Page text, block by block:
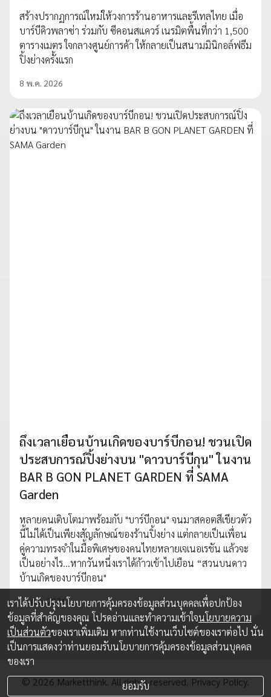
สร้างปรากฏการณ์ใหม่ให้วงการร้านอาหารและรีเทลไทย เมื่อ
บาร์บีคิวพลาซ่า ร่วมกับ ซีคอนสแควร์ เนรมิตพื้นที่กว่า 1,500
ตารางเมตร ใจกลางศูนย์การค้า ให้กลายเป็นสนามมินิกอล์ฟธีม
ปิ้งย่างครั้งแรก
8 พ.ค. 2026
ถึงเวลาเยือนบ้านเกิดของบาร์บีกอน! ชวนเปิด
ประสบการณ์ปิ้งย่างบน "ดาวบาร์บีกุน" ในงาน
BAR B GON PLANET GARDEN ที่ SAMA
Garden
หลายคนเติบโตมาพร้อมกับ "บาร์บีกอน" จนมาสคอตสีเขียวตัว
นี้ไม่ได้เป็นเพียงสัญลักษณ์ของร้านปิ้งย่าง แต่กลายเป็นเพื่อน
คู่ความทรงจำในมื้อพิเศษของคนไทยหลายเจเนอเรชัน แล้วจะ
เป็นอย่างไร...หากวันหนึ่งเราได้ก้าวเข้าไปเยือน “สวนบนดาว
บ้านเกิดของบาร์บีกอน"
15 ก.ค. 2026
© 2026 Marketthink. All rights reserved. Privacy Policy.
เราได้ปรับปรุงนโยบายการคุ้มครองข้อมูลส่วนบุคคลเพื่อปกป้อง
ข้อมูลที่สำคัญของคุณ โปรดอ่านและทำความเข้าใจนโยบายความ
เป็นส่วนตัวของเราเพิ่มเติม หากท่านใช้งานเว็บไซต์ของเราต่อไป นั่น
เป็นการแสดงว่าท่านยอมรับนโยบายการคุ้มครองข้อมูลส่วนบุคคล
ของเรา
ยอมรับ